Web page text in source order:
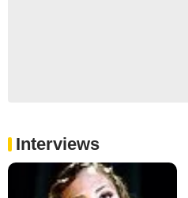
Interviews